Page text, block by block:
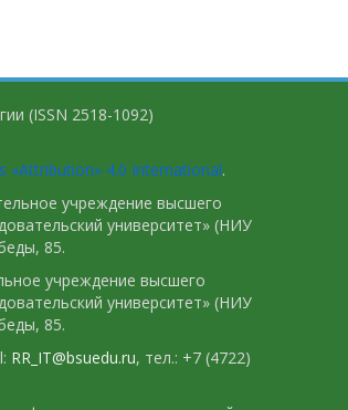
(ISSN 2518-1092)
«Attribution» 4.0 International.
учреждение высшего
университет» (НИУ
85.
учреждение высшего
университет» (НИУ
85.
RR_IT@bsuedu.ru, тел.: +7 (4722)